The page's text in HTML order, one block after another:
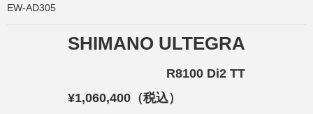
EW-AD305
SHIMANO ULTEGRA
R8100 Di2 TT
¥1,060,400（税込）